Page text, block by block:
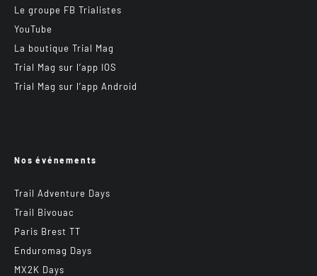
Le groupe FB Trialistes
YouTube
La boutique Trial Mag
Trial Mag sur l’app IOS
Trial Mag sur l’app Android
Nos événements
Trail Adventure Days
Trail Bivouac
Paris Brest TT
Enduromag Days
MX2K Days